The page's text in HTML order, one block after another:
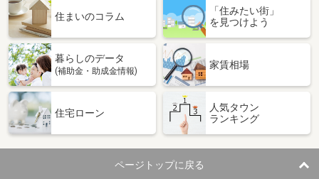
住まいのコラム
「住みたい街」
を見つけよう
暮らしのデータ
(補助金・助成金情報)
家賃相場
住宅ローン
人気タウン
ランキング
ページトップに戻る